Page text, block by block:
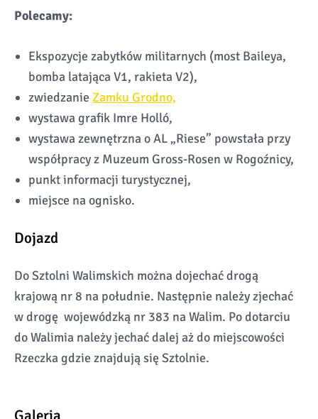
Polecamy:
Ekspozycje zabytków militarnych (most Baileya,
bomba latająca V1, rakieta V2),
zwiedzanie Zamku Grodno,
wystawa grafik Imre Holló,
wystawa zewnętrzna o AL „Riese” powstała przy
współpracy z Muzeum Gross-Rosen w Rogoźnicy,
punkt informacji turystycznej,
miejsce na ognisko.
Dojazd
Do Sztolni Walimskich można dojechać drogą
krajową nr 8 na południe. Następnie należy zjechać
w drogę wojewódzką nr 383 na Walim. Po dotarciu
do Walimia należy jechać dalej aż do miejscowości
Rzeczka gdzie znajdują się Sztolnie.